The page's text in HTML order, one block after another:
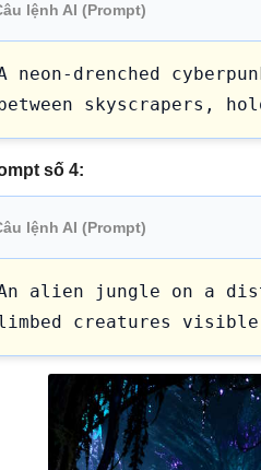
lệnh AI (Prompt)
neon-drenched
skyscrapers,
số 4:
lệnh AI (Prompt)
alien jungle on a
creatures